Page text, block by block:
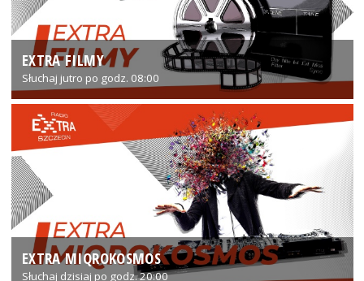
EXTRA FILMY
Słuchaj jutro po godz. 08:00
EXTRA MIQROKOSMOS
Słuchaj dzisiaj po godz. 20:00